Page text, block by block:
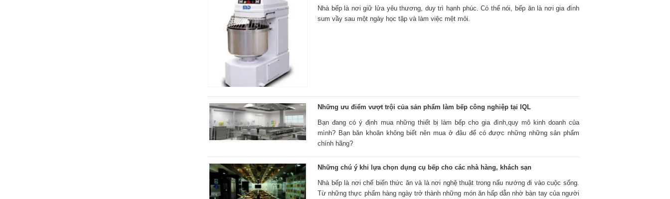
Nhà bếp là nơi giữ lửa yêu thương, duy trì hạnh phúc. Có thể nói, bếp ăn là nơi gia đình
sum vầy sau một ngày học tập và làm việc mệt mỏi.
Những ưu điểm vượt trội của sản phẩm làm bếp công nghiệp tại IQL
Bạn đang có ý định mua những thiết bị làm bếp cho gia đình,quy mô kinh doanh của
mình? Bạn băn khoăn không biết nên mua ở đâu để có được những những sản phẩm
chính hãng?
Những chú ý khi lựa chọn dụng cụ bếp cho các nhà hàng, khách sạn
Nhà bếp là nơi chế biến thức ăn và là nơi nghệ thuật trong nấu nướng đi vào cuộc sống.
Từ những thực phẩm hàng ngày trở thành những món ăn hấp dẫn nhờ bàn tay của người